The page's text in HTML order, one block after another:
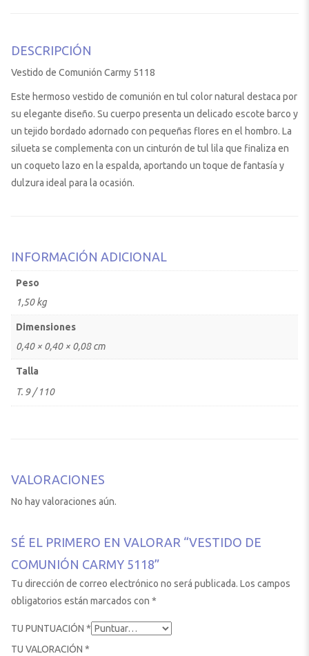
DESCRIPCIÓN
Vestido de Comunión Carmy 5118
Este hermoso vestido de comunión en tul color natural destaca por
su elegante diseño. Su cuerpo presenta un delicado escote barco y
un tejido bordado adornado con pequeñas flores en el hombro. La
silueta se complementa con un cinturón de tul lila que finaliza en
un coqueto lazo en la espalda, aportando un toque de fantasía y
dulzura ideal para la ocasión.
INFORMACIÓN ADICIONAL
Peso
1,50 kg
Dimensiones
0,40 × 0,40 × 0,08 cm
Talla
T. 9 / 110
VALORACIONES
No hay valoraciones aún.
SÉ EL PRIMERO EN VALORAR “VESTIDO DE
COMUNIÓN CARMY 5118”
Tu dirección de correo electrónico no será publicada. Los campos
obligatorios están marcados con *
TU PUNTUACIÓN *
TU VALORACIÓN *